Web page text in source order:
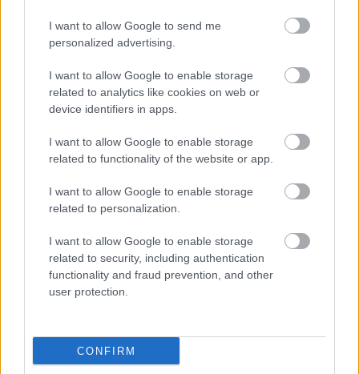
I want to allow Google to send me
personalized advertising.
I want to allow Google to enable storage
related to analytics like cookies on web or
device identifiers in apps.
I want to allow Google to enable storage
related to functionality of the website or app.
I want to allow Google to enable storage
related to personalization.
I want to allow Google to enable storage
related to security, including authentication
functionality and fraud prevention, and other
user protection.
CONFIRM
Διαβάζονται αυτή τη στιγμή
Τράπεζες: Στα 55,5 εκατ. ευρώ ο λογαριασμός
από τα δάνεια του ν. Κατσέλη
Νέο Χωροταξικό Τουρισμού: Οι νέες «κόκκινες
γραμμές» για το περιβάλλον και τι αλλάζει σε
Τα ανοιχτά μέτωπα για την ενίσχυση της
ελληνικής βιομηχανίας